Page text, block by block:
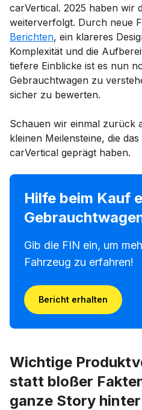
carVertical. 2025 haben wir
weiterverfolgt. Durch neue
Berichten, ein klareres
Komplexität und die
tiefere Einblicke ist es nun
Gebrauchtwagen zu
sicher zu bewerten.
Schauen wir einmal zurück
kleinen Meilensteine, die
carVertical geprägt haben.
Hilfe beim Kauf
Gib die FIN ein, um
Fahrzeug zu erfahren!
Bericht erhalten
Wichtige
statt bloßer
ganze Story